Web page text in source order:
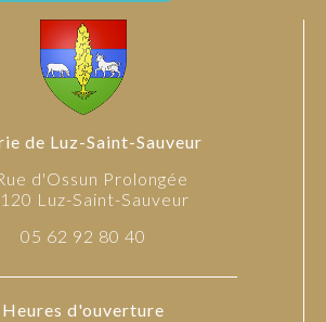
de Luz-Saint-Sauveur
d'Ossun Prolongée
Luz-Saint-Sauveur
05 62 92 80 40
Heures d'ouverture